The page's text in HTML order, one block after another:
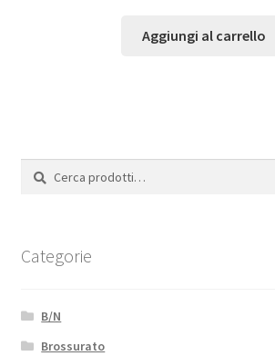
Aggiungi al carrello
Cerca:
Cerca
Categorie
B/N
Brossurato